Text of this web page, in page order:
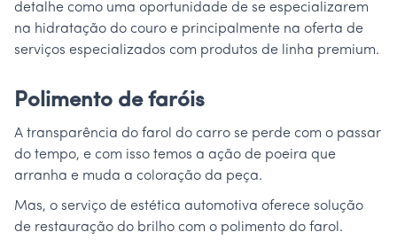
detalhe como uma oportunidade de se especializarem
na hidratação do couro e principalmente na oferta de
serviços especializados com produtos de linha premium.
Polimento de faróis
A transparência do farol do carro se perde com o passar
do tempo, e com isso temos a ação de poeira que
arranha e muda a coloração da peça.
Mas, o serviço de estética automotiva oferece solução
de restauração do brilho com o polimento do farol.